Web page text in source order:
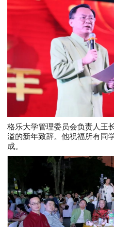
格乐大学管理委员会负责人王
溢的新年致辞。他祝福所有同
成。